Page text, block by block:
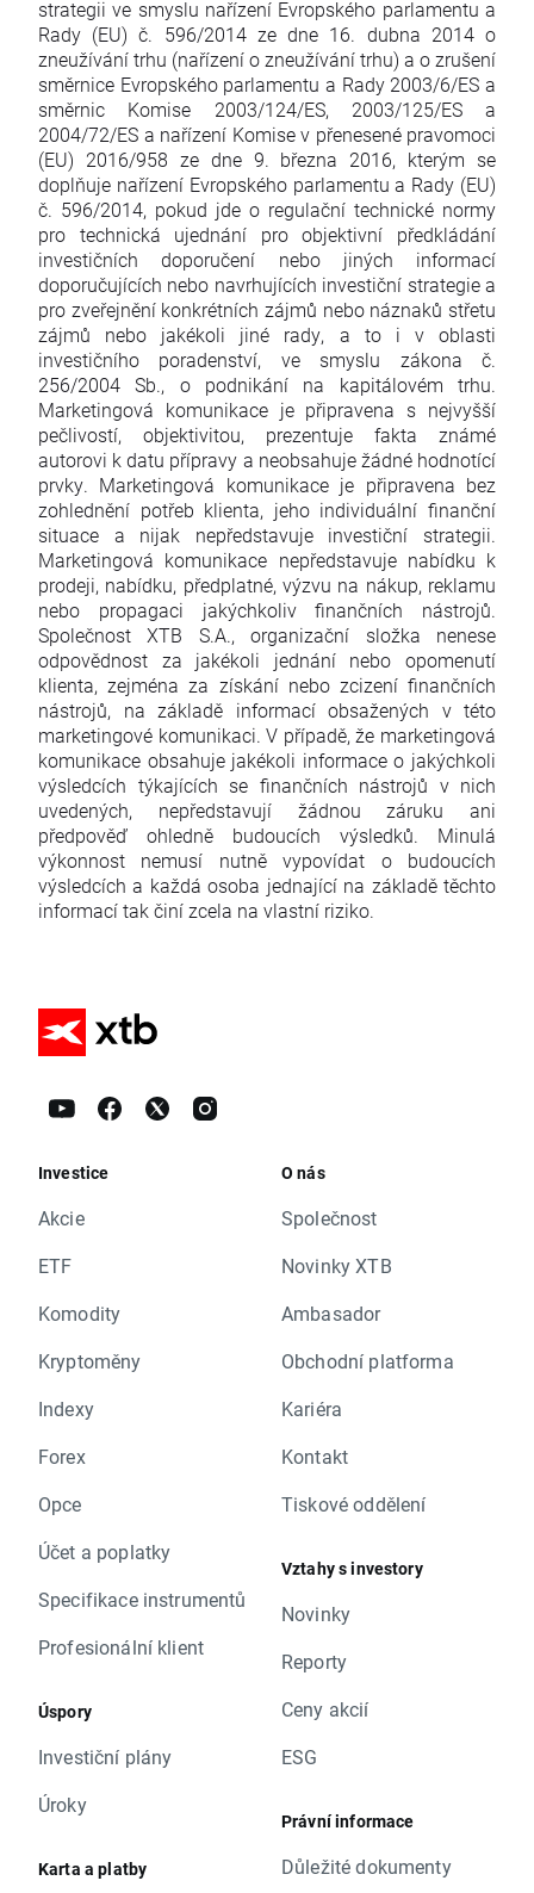
strategii ve smyslu nařízení Evropského parlamentu a
Rady (EU) č. 596/2014 ze dne 16. dubna 2014 o
zneužívání trhu (nařízení o zneužívání trhu) a o zrušení
směrnice Evropského parlamentu a Rady 2003/6/ES a
směrnic Komise 2003/124/ES, 2003/125/ES a
2004/72/ES a nařízení Komise v přenesené pravomoci
(EU) 2016/958 ze dne 9. března 2016, kterým se
doplňuje nařízení Evropského parlamentu a Rady (EU)
č. 596/2014, pokud jde o regulační technické normy
pro technická ujednání pro objektivní předkládání
investičních doporučení nebo jiných informací
doporučujících nebo navrhujících investiční strategie a
pro zveřejnění konkrétních zájmů nebo náznaků střetu
zájmů nebo jakékoli jiné rady, a to i v oblasti
investičního poradenství, ve smyslu zákona č.
256/2004 Sb., o podnikání na kapitálovém trhu.
Marketingová komunikace je připravena s nejvyšší
pečlivostí, objektivitou, prezentuje fakta známé
autorovi k datu přípravy a neobsahuje žádné hodnotící
prvky. Marketingová komunikace je připravena bez
zohlednění potřeb klienta, jeho individuální finanční
situace a nijak nepředstavuje investiční strategii.
Marketingová komunikace nepředstavuje nabídku k
prodeji, nabídku, předplatné, výzvu na nákup, reklamu
nebo propagaci jakýchkoliv finančních nástrojů.
Společnost XTB S.A., organizační složka nenese
odpovědnost za jakékoli jednání nebo opomenutí
klienta, zejména za získání nebo zcizení finančních
nástrojů, na základě informací obsažených v této
marketingové komunikaci. V případě, že marketingová
komunikace obsahuje jakékoli informace o jakýchkoli
výsledcích týkajících se finančních nástrojů v nich
uvedených, nepředstavují žádnou záruku ani
předpověď ohledně budoucích výsledků. Minulá
výkonnost nemusí nutně vypovídat o budoucích
výsledcích a každá osoba jednající na základě těchto
informací tak činí zcela na vlastní riziko.
Investice
Akcie
ETF
Komodity
Kryptoměny
Indexy
Forex
Opce
Účet a poplatky
Specifikace instrumentů
Profesionální klient
Úspory
Investiční plány
Úroky
Karta a platby
O nás
Společnost
Novinky XTB
Ambasador
Obchodní platforma
Kariéra
Kontakt
Tiskové oddělení
Vztahy s investory
Novinky
Reporty
Ceny akcií
ESG
Právní informace
Důležité dokumenty